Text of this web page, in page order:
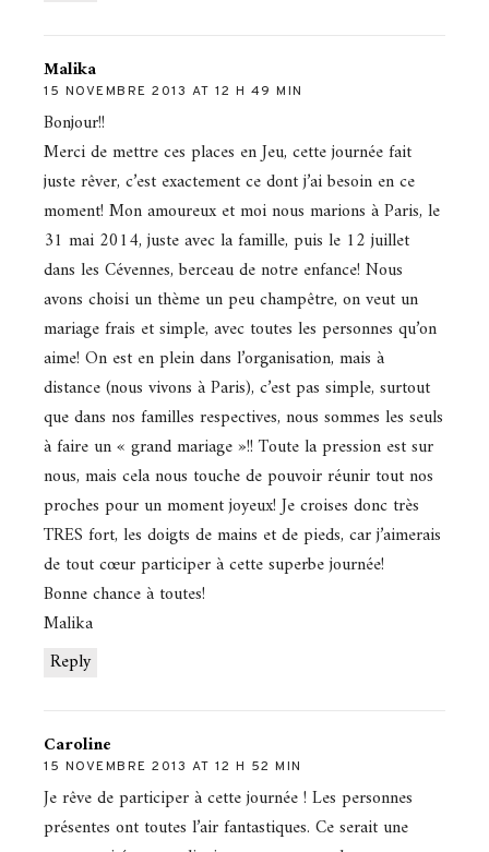
Malika
15 NOVEMBRE 2013 AT 12 H 49 MIN
Reply
Bonjour!!
Merci de mettre ces places en Jeu, cette journée fait
juste rêver, c’est exactement ce dont j’ai besoin en ce
moment! Mon amoureux et moi nous marions à Paris, le
31 mai 2014, juste avec la famille, puis le 12 juillet
dans les Cévennes, berceau de notre enfance! Nous
avons choisi un thème un peu champêtre, on veut un
mariage frais et simple, avec toutes les personnes qu’on
aime! On est en plein dans l’organisation, mais à
distance (nous vivons à Paris), c’est pas simple, surtout
que dans nos familles respectives, nous sommes les seuls
à faire un « grand mariage »!! Toute la pression est sur
nous, mais cela nous touche de pouvoir réunir tout nos
proches pour un moment joyeux! Je croises donc très
TRES fort, les doigts de mains et de pieds, car j’aimerais
de tout cœur participer à cette superbe journée!
Bonne chance à toutes!
Malika
Caroline
15 NOVEMBRE 2013 AT 12 H 52 MIN
Je rêve de participer à cette journée ! Les personnes
présentes ont toutes l’air fantastiques. Ce serait une